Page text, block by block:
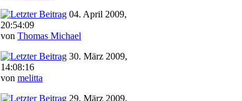
04. April 2009,
20:54:09
von Thomas Michael
30. März 2009,
14:08:16
von melitta
29. März 2009,